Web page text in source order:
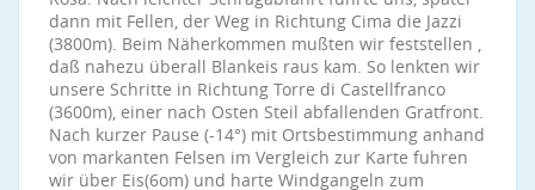
dann mit Fellen, der Weg in Richtung Cima die Jazzi
(3800m). Beim Näherkommen mußten wir feststellen ,
daß nahezu überall Blankeis raus kam. So lenkten wir
unsere Schritte in Richtung Torre di Castellfranco
(3600m), einer nach Osten Steil abfallenden Gratfront.
Nach kurzer Pause (-14°) mit Ortsbestimmung anhand
von markanten Felsen im Vergleich zur Karte fuhren
wir über Eis(6om) und harte Windgangeln zum